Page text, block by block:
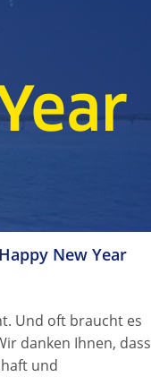
New Year
Und oft braucht es
danken Ihnen, dass
und